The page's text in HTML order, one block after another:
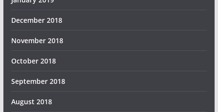
December 2018
November 2018
October 2018
September 2018
August 2018